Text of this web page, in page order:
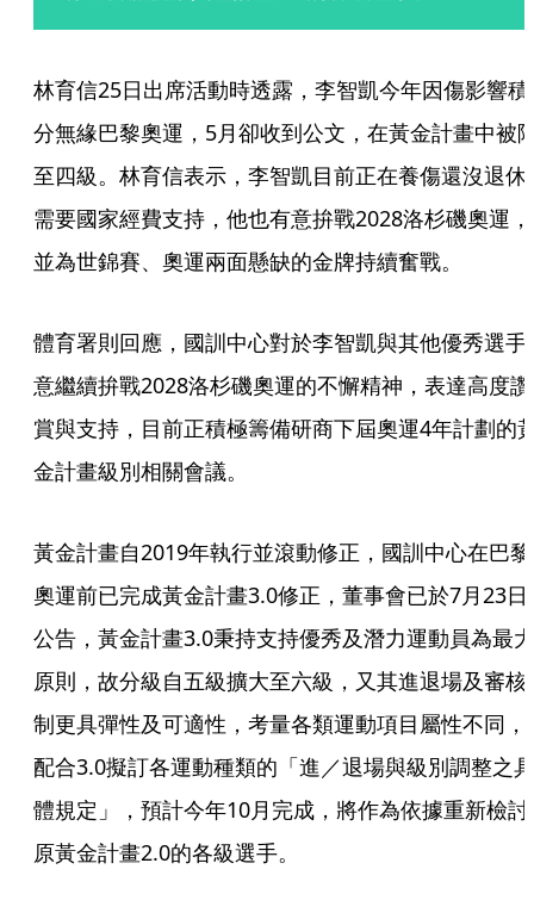
林育信25日出席活動時透露，李智凱今年因傷影響積
分無緣巴黎奧運，5月卻收到公文，在黃金計畫中被
至四級。林育信表示，李智凱目前正在養傷還沒退休
需要國家經費支持，他也有意拚戰2028洛杉磯奧運，
並為世錦賽、奧運兩面懸缺的金牌持續奮戰。
體育署則回應，國訓中心對於李智凱與其他優秀選手
意繼續拚戰2028洛杉磯奧運的不懈精神，表達高度讚
賞與支持，目前正積極籌備研商下屆奧運4年計劃的
金計畫級別相關會議。
黃金計畫自2019年執行並滾動修正，國訓中心在巴黎
奧運前已完成黃金計畫3.0修正，董事會已於7月23日
公告，黃金計畫3.0秉持支持優秀及潛力運動員為最大
原則，故分級自五級擴大至六級，又其進退場及審核
制更具彈性及可適性，考量各類運動項目屬性不同，
配合3.0擬訂各運動種類的「進／退場與級別調整之具
體規定」，預計今年10月完成，將作為依據重新檢討
原黃金計畫2.0的各級選手。